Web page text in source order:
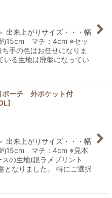
出来上がりサイズ・・・幅
15cm マチ：4cm ※セッ
ち手の色はお任せになりま
いる生地は廃盤になってい
ポーチ 外ポケット付
]
出来上がりサイズ・・・幅
15cm マチ：4cm ※見本
スの生地(銀ラメプリント
となりました。 特にご選択